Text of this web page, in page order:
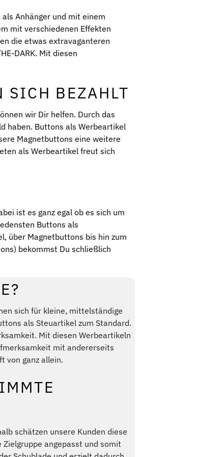
Anhänger und mit einem
mit verschiedenen Effekten
die etwas extravaganteren
DARK. Mit diesen
SICH BEZAHLT
wir Dir helfen. Durch das
haben. Buttons als Werbeartikel
Magnetbuttons eine weitere
als Werbeartikel freut sich
ist es ganz egal ob es sich um
Buttons als
über Magnetbuttons bis hin zum
bekommst Du schließlich
sich für kleine, mittelständige
als Steuartikel zum Standard.
Mit diesen Werbeartikeln
mit andererseits
von ganz allein.
schätzen unsere Kunden diese
angepasst und somit